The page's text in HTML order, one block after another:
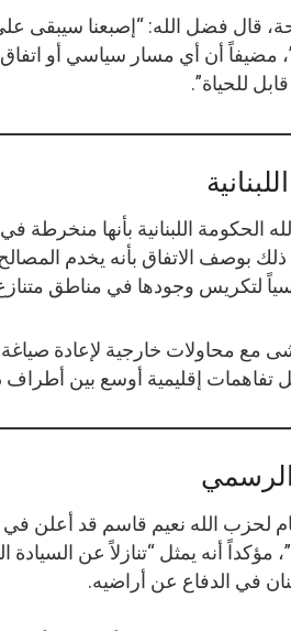
قال فضل الله: “إصبعنا سيبقى
مضيفاً أن أي مسار سياسي أو
للحياة”.
الحكومة اللبنانية بأنها منخرطة
بوصف الاتفاق بأنه يخدم
لتكريس وجودها في مناطق
مع محاولات خارجية لإعادة
إقليمية أوسع بين أطراف
لحزب الله نعيم قاسم قد أعلن
مؤكداً أنه يمثل “تنازلاً عن السيادة
في الدفاع عن أراضيه.